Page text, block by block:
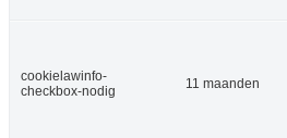
cookielawinfo-
checkbox-nodig
11 maanden